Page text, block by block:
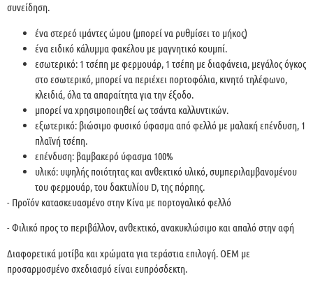
συνείδηση.
ένα στερεό ιμάντες ώμου (μπορεί να ρυθμίσει το μήκος)
ένα ειδικό κάλυμμα φακέλου με μαγνητικό κουμπί.
εσωτερικό: 1 τσέπη με φερμουάρ, 1 τσέπη με διαφάνεια, μεγάλος όγκος
στο εσωτερικό, μπορεί να περιέχει πορτοφόλια, κινητό τηλέφωνο,
κλειδιά, όλα τα απαραίτητα για την έξοδο.
μπορεί να χρησιμοποιηθεί ως τσάντα καλλυντικών.
εξωτερικό: βιώσιμο φυσικό ύφασμα από φελλό με μαλακή επένδυση, 1
πλαϊνή τσέπη.
επένδυση: βαμβακερό ύφασμα 100%
υλικό: υψηλής ποιότητας και ανθεκτικό υλικό, συμπεριλαμβανομένου
του φερμουάρ, του δακτυλίου D, της πόρπης.
- Προϊόν κατασκευασμένο στην Κίνα με πορτογαλικό φελλό
- Φιλικό προς το περιβάλλον, ανθεκτικό, ανακυκλώσιμο και απαλό στην αφή
Διαφορετικά μοτίβα και χρώματα για τεράστια επιλογή. OEM με
προσαρμοσμένο σχεδιασμό είναι ευπρόσδεκτη.